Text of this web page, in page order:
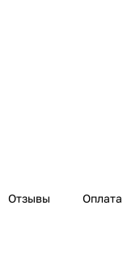
Отзывы Оплата